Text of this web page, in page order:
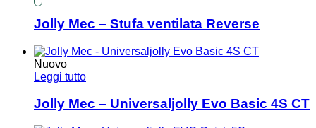
Jolly Mec – Stufa ventilata Reverse
Nuovo
Leggi tutto
Jolly Mec – Universaljolly Evo Basic 4S CT